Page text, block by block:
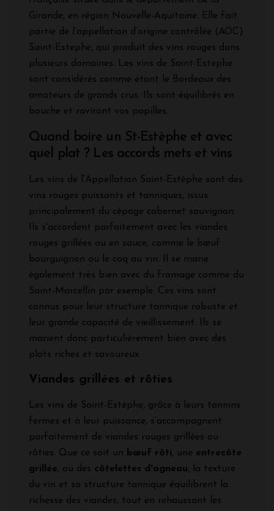
Gironde, en région Nouvelle-Aquitaine. Elle fait
partie de l’appellation d’origine contrôlée (AOC)
Saint-Estephe, qui produit des vins rouges dans
plusieurs domaines. Les vins de Saint-Estephe
sont considérés comme étant le Bordeaux des
amateurs de grands crus. Ils sont équilibrés en
bouche et raviront vos papilles.
Quand boire un St-Estèphe et avec
quel plat ? Les accords mets et vins
Les vins de l'Appellation Saint-Estèphe sont des
vins rouges puissants et tanniques, issus
principalement du cépage cabernet sauvignon.
Ils s'accordent parfaitement avec les viandes
rouges grillées ou en sauce, comme le bœuf
bourguignon ou le coq au vin. Il se marie
également très bien avec du fromage comme du
Saint-Marcellin par exemple. Ces vins sont
connus pour leur structure tannique robuste et
leur grande capacité de vieillissement. Ils se
marient donc particulièrement bien avec des
plats riches et savoureux.
Viandes grillées et rôties
Les vins de Saint-Estèphe, grâce à leurs tannins
fermes et à leur puissance, s’accompagnent
parfaitement de viandes rouges grillées ou
rôties. Que ce soit un
bœuf rôti, une entrecôte
grillée, ou des côtelettes d'agneau, la texture
du vin et sa structure tannique équilibrent la
richesse des viandes, tout en rehaussant les